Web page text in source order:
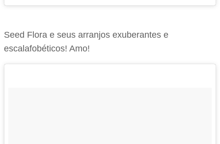
Seed Flora e seus arranjos exuberantes e
escalafobéticos! Amo!